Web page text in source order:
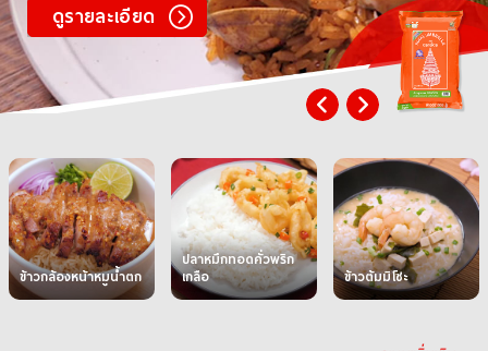
ดูรายละเอียด
ข้าวกล้องหน้าหมูน้ำตก
ปลาหมึกทอดคั่วพริก
เกลือ
ข้าวต้มมิโซะ